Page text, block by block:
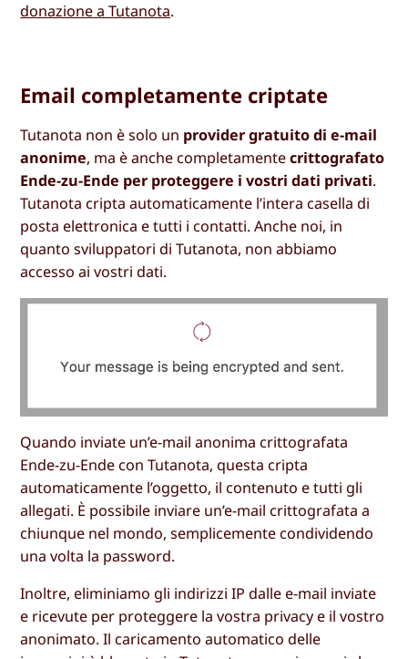
donazione a Tutanota.
Email completamente criptate
Tutanota non è solo un provider gratuito di e-mail
anonime, ma è anche completamentecrittografato
Ende-zu-Ende per proteggere i vostri dati privati.
Tutanota cripta automaticamente l’intera casella di
posta elettronica e tutti i contatti. Anche noi, in
quanto sviluppatori di Tutanota, non abbiamo
accesso ai vostri dati.
Quando inviate un’e-mail anonima crittografata
Ende-zu-Ende con Tutanota, questa cripta
automaticamente l’oggetto, il contenuto e tutti gli
allegati. È possibile inviare un’e-mail crittografata a
chiunque nel mondo, semplicemente condividendo
una volta la password.
Inoltre, eliminiamo gli indirizzi IP dalle e-mail inviate
e ricevute per proteggere la vostra privacy e il vostro
anonimato. Il caricamento automatico delle